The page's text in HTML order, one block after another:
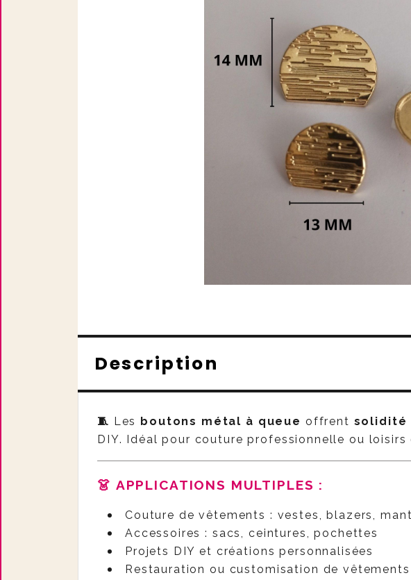
Description
🧵 Les boutons métal à queue offrent solidité
DIY. Idéal pour couture professionnelle ou loisirs
👗 APPLICATIONS MULTIPLES :
Couture de vêtements : vestes, blazers,
Accessoires : sacs, ceintures, pochettes
Projets DIY et créations personnalisées
Restauration ou customisation de vêtements